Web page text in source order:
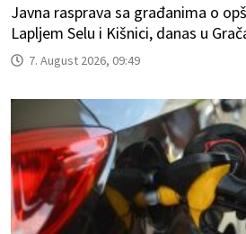
Javna rasprava sa građanima o
Lapljem Selu i Kišnici, danas u
7. August 2026, 09:49